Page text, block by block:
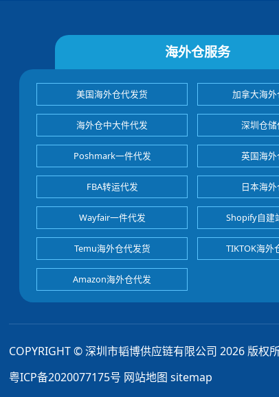
海外仓服务
美国海外仓代发货 加拿大海
海外仓中大件代发 深圳仓
Poshmark一件代发 英国海
FBA转运代发 日本海
Wayfair一件代发 Shopify自建
Temu海外仓代发货 TIKTOK海外
Amazon海外仓代发
COPYRIGHT © 深圳市韬博供应链有限公司 2026 版权
粤ICP备2020077175号 网站地图 sitemap